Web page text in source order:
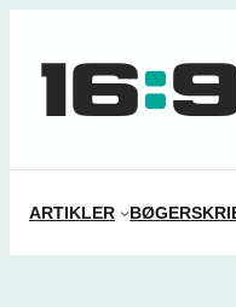
indhold
ARTIKLER BØGER